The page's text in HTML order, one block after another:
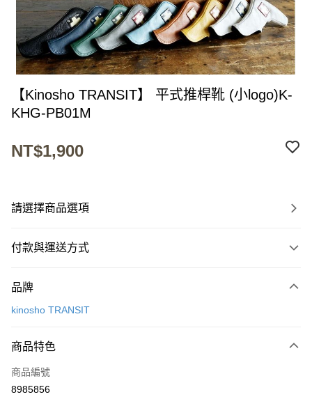
【Kinosho TRANSIT】 平式推桿靴 (小logo)K-
KHG-PB01M
NT$1,900
請選擇商品選項
付款與運送方式
信用卡一次付款
LINE Pay
Apple Pay
品牌
kinosho TRANSIT
商品特色
商品編號
8985856